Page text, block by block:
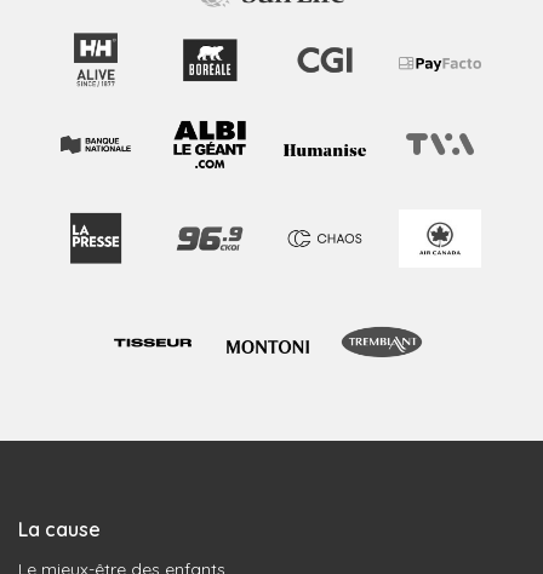
La cause
Le mieux-être des enfants